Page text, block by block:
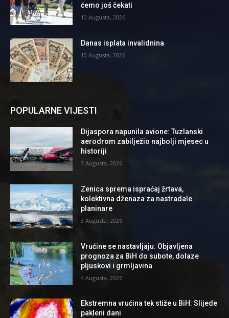
ćemo još čekati
10 Augusta, 2026
Danas isplata invalidnina
10 Augusta, 2026
POPULARNE VIJESTI
Dijaspora napunila avione: Tuzlanski
aerodrom zabilježio najbolji mjesec u
historiji
3 Augusta, 2026
Zenica sprema ispraćaj žrtava,
kolektivna dženaza za nastradale
planinare
3 Augusta, 2026
Vrućine se nastavljaju: Objavljena
prognoza za BiH do subote, dolaze
pljuskovi i grmljavina
4 Augusta, 2026
Ekstremna vrućina tek stiže u BiH: Slijede
pakleni dani